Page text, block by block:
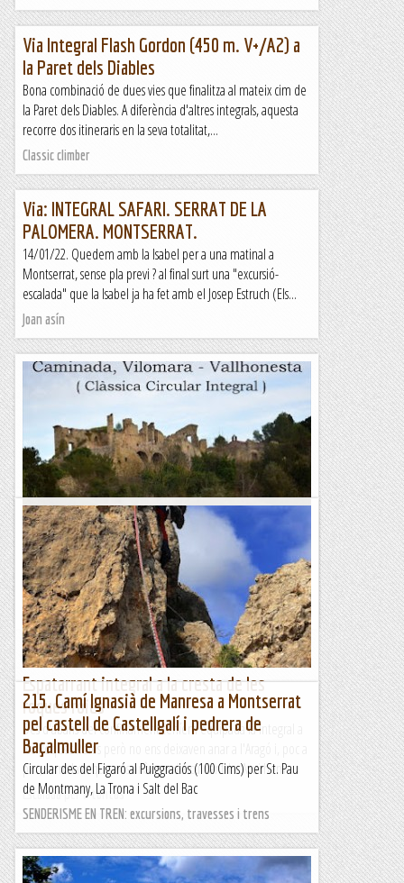
Via Integral Flash Gordon (450 m. V+/A2) a
la Paret dels Diables
Bona combinació de dues vies que finalitza al mateix cim de
la Paret dels Diables. A diferència d'altres integrals, aquesta
recorre dos itineraris en la seva totalitat,...
Classic climber
Via: INTEGRAL SAFARI. SERRAT DE LA
PALOMERA. MONTSERRAT.
14/01/22. Quedem amb la Isabel per a una matinal a
Montserrat, sense pla previ ? al final surt una "excursió-
escalada" que la Isabel ja ha fet amb el Josep Estruch (Els...
Joan asín
VILOMARA - VALLHONESTA ( Clàssica
Circular Integral )
&nb...
Kimisades
Espatarrant integral a la cresta de les
roques roies
Des d'abans del confinament teníem equipada la Integral a
les Roques Roies però no ens deixaven anar a l'Aragó i, poc a
poc, semblava que ens anàvem descuidant-la. Avui hem...
Escalada per a tontos
215. Camí Ignasià de Manresa a Montserrat
pel castell de Castellgalí i pedrera de
Baçalmuller
Circular des del Figaró al Puiggraciós (100 Cims) per St. Pau
de Montmany, La Trona i Salt del Bac
SENDERISME EN TREN: excursions, travesses i trens